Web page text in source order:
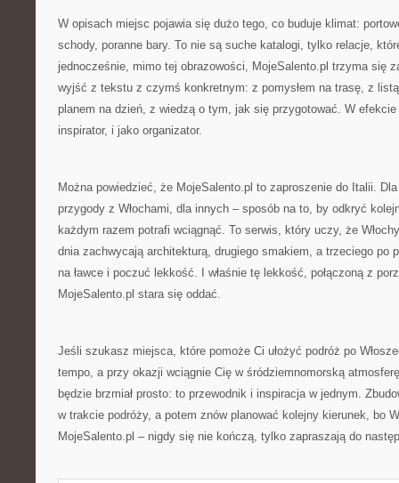
W opisach miejsc pojawia się dużo tego, co buduje klimat:
schody, poranne bary. To nie są suche katalogi, tylko relacje,
jednocześnie, mimo tej obrazowości, MojeSalento.pl trzyma się
wyjść z tekstu z czymś konkretnym: z pomysłem na trasę, z
planem na dzień, z wiedzą o tym, jak się przygotować. W efekcie
inspirator, i jako organizator.
Można powiedzieć, że MojeSalento.pl to zaproszenie do Italii.
przygody z Włochami, dla innych – sposób na to, by odkryć
każdym razem potrafi wciągnąć. To serwis, który uczy, że
dnia zachwycają architekturą, drugiego smakiem, a trzeciego po
na ławce i poczuć lekkość. I właśnie tę lekkość, połączoną z
MojeSalento.pl stara się oddać.
Jeśli szukasz miejsca, które pomoże Ci ułożyć podróż po
tempo, a przy okazji wciągnie Cię w śródziemnomorską
będzie brzmiał prosto: to przewodnik i inspiracja w jednym.
w trakcie podróży, a potem znów planować kolejny kierunek, bo
MojeSalento.pl – nigdy się nie kończą, tylko zapraszają do